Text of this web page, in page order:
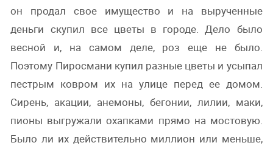
он продал свое имущество и на вырученные
деньги скупил все цветы в городе. Дело было
весной и, на самом деле, роз еще не было.
Поэтому Пиросмани купил разные цветы и усыпал
пестрым ковром их на улице перед ее домом.
Сирень, акации, анемоны, бегонии, лилии, маки,
пионы выгружали охапками прямо на мостовую.
Было ли их действительно миллион или меньше,